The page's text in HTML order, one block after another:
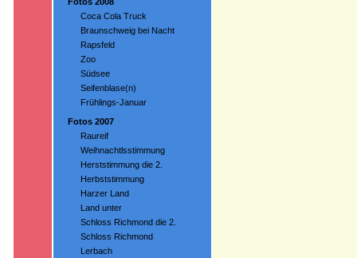
Coca Cola Truck
Braunschweig bei Nacht
Rapsfeld
Zoo
Südsee
Seifenblase(n)
Frühlings-Januar
Fotos 2007
Raureif
Weihnachtlsstimmung
Herststimmung die 2.
Herbststimmung
Harzer Land
Land unter
Schloss Richmond die 2.
Schloss Richmond
Lerbach